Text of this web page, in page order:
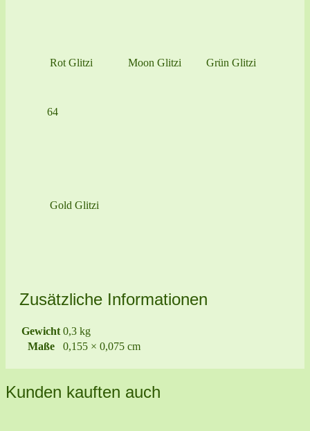
Rot Glitzi Moon Glitzi Grün Glitzi
64
Gold Glitzi
Zusätzliche Informationen
Gewicht 0,3 kg
Maße
0,155 × 0,075 cm
Kunden kauften auch